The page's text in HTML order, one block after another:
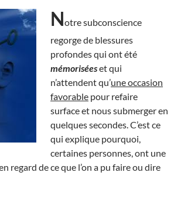
Notre subconscience
regorge de blessures
profondes qui ont été
mémoriséeset qui
n’attendent qu’une occasion
favorable pour refaire
surface et nous submerger en
quelques secondes. C’est ce
qui explique pourquoi,
certaines personnes, ont une
regard de ce que l’on a pu faire ou dire